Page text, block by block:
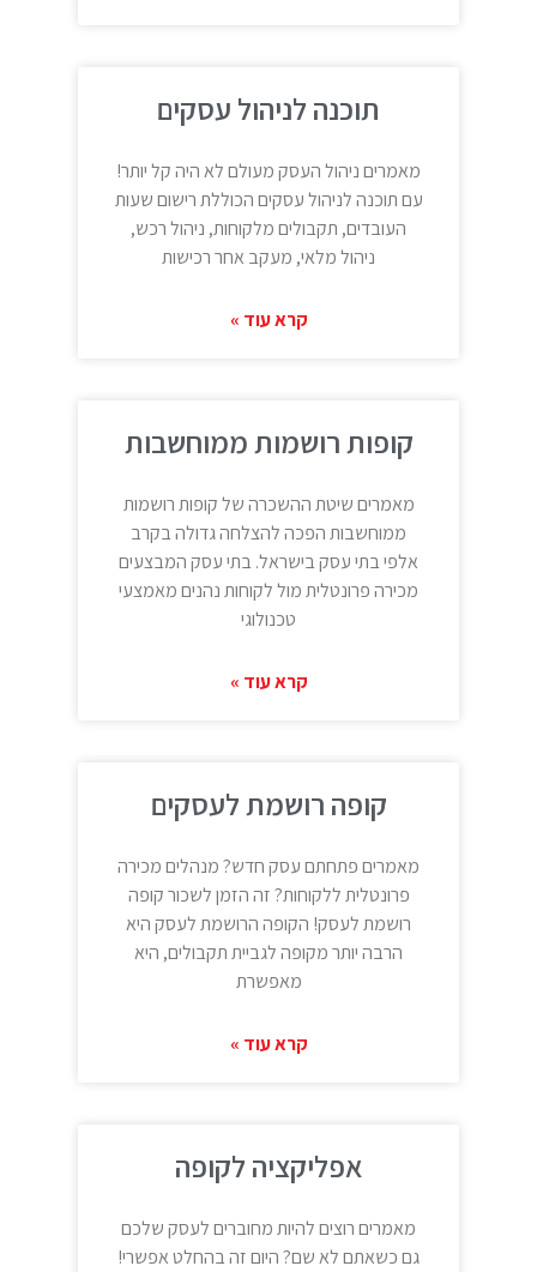
תוכנה לניהול עסקים
מאמרים ניהול העסק מעולם לא היה קל יותר!
עם תוכנה לניהול עסקים הכוללת רישום שעות
העובדים, תקבולים מלקוחות, ניהול רכש,
ניהול מלאי, מעקב אחר רכישות
קרא עוד »
קופות רושמות ממוחשבות
מאמרים שיטת ההשכרה של קופות רושמות
ממוחשבות הפכה להצלחה גדולה בקרב
אלפי בתי עסק בישראל. בתי עסק המבצעים
מכירה פרונטלית מול לקוחות נהנים מאמצעי
טכנולוגי
קרא עוד »
קופה רושמת לעסקים
מאמרים פתחתם עסק חדש? מנהלים מכירה
פרונטלית ללקוחות? זה הזמן לשכור קופה
רושמת לעסק! הקופה הרושמת לעסק היא
הרבה יותר מקופה לגביית תקבולים, היא
מאפשרת
קרא עוד »
אפליקציה לקופה
מאמרים רוצים להיות מחוברים לעסק שלכם
גם כשאתם לא שם? היום זה בהחלט אפשרי!